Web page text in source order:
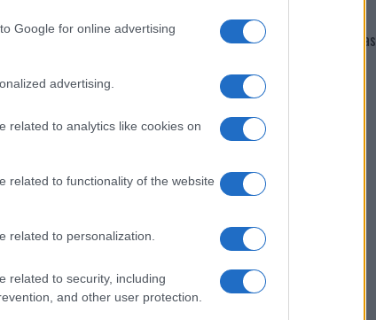
Google for online advertising
advertising.
related to analytics like cookies on
related to functionality of the website
related to personalization.
related to security, including
and other user protection.
Giovannimaria Cabras